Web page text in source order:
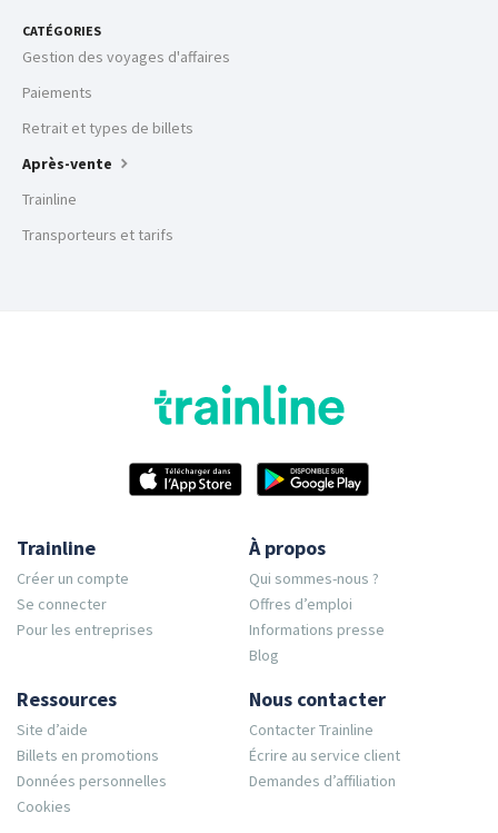
CATÉGORIES
Gestion des voyages d'affaires
Paiements
Retrait et types de billets
Après-vente
Trainline
Transporteurs et tarifs
Trainline
Créer un compte
Se connecter
Pour les entreprises
À propos
Qui sommes-nous ?
Offres d’emploi
Informations presse
Blog
Ressources
Site d’aide
Billets en promotions
Données personnelles
Cookies
Nous contacter
Contacter Trainline
Écrire au service client
Demandes d’affiliation